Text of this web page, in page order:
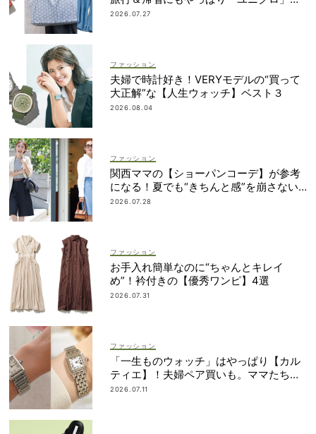
最強説！
2026.07.27
ファッション
夫婦で時計好き！VERYモデルの“買って
大正解”な【人生ウォッチ】ベスト３
2026.08.04
ファッション
関西ママの【ショーパンコーデ】が参考
になる！夏でも“きちんと感”を崩さない
コツに注目
2026.07.28
ファッション
お手入れ簡単なのに“ちゃんとキレイ
め”！衿付きの【優秀ワンピ】4選
2026.07.31
ファッション
「一生ものウォッチ」はやっぱり【カル
ティエ】！夫婦ペア買いも。ママたちが
リアルに選んだモデル
2026.07.11